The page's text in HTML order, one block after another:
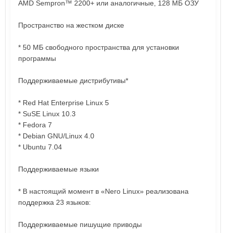
AMD Sempron™ 2200+ или аналогичные, 128 МБ ОЗУ
Пространство на жестком диске
* 50 МБ свободного пространства для установки
программы
Поддерживаемые дистрибутивы*
* Red Hat Enterprise Linux 5
* SuSE Linux 10.3
* Fedora 7
* Debian GNU/Linux 4.0
* Ubuntu 7.04
Поддерживаемые языки
* В настоящий момент в «Nero Linux» реализована
поддержка 23 языков:
Поддерживаемые пишущие приводы